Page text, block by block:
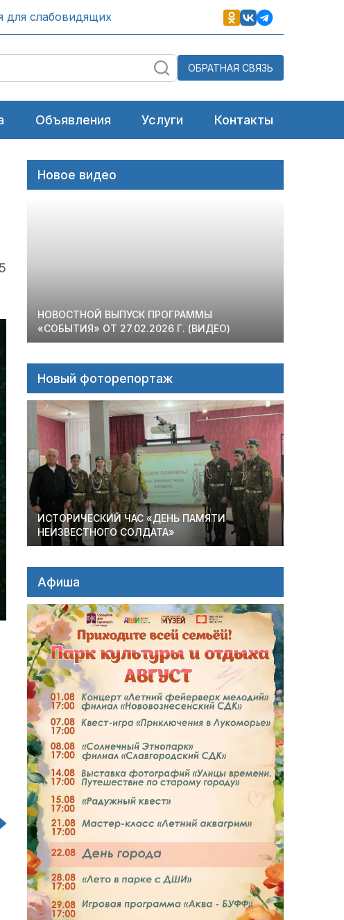
для слабовидящих
ОБРАТНАЯ СВЯЗЬ
Объявления Услуги Контакты
Новое видео
НОВОСТНОЙ ВЫПУСК ПРОГРАММЫ
«СОБЫТИЯ» ОТ 27.02.2026 Г. (ВИДЕО)
Новый фоторепортаж
ИСТОРИЧЕСКИЙ ЧАС «ДЕНЬ ПАМЯТИ
НЕИЗВЕСТНОГО СОЛДАТА»
Афиша